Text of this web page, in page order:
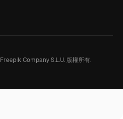
Freepik Company S.L.U. 版權所有.